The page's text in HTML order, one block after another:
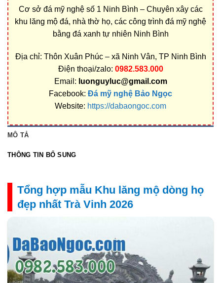
Cơ sở đá mỹ nghệ số 1 Ninh Bình – Chuyên xây các
khu lăng mộ đá, nhà thờ họ, các công trình đá mỹ nghệ
bằng đá xanh tự nhiên Ninh Bình
Địa chỉ: Thôn Xuân Phúc – xã Ninh Vân, TP Ninh Bình
Điện thoại/zalo: 0982.583.000
Email: luonguyluc@gmail.com
Facebook: Đá mỹ nghệ Bảo Ngọc
Website: https://dabaongoc.com
MÔ TẢ
THÔNG TIN BỔ SUNG
Tổng hợp mẫu Khu lăng mộ dòng họ
đẹp nhất Trà Vinh 2026